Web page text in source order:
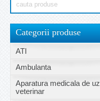
Categorii produse
ATI
Ambulanta
Aparatura medicala de uz
veterinar